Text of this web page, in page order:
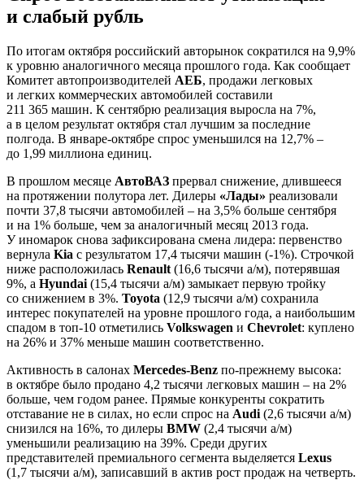
и слабый рубль
По итогам октября российский авторынок сократился на 9,9%
к уровню аналогичного месяца прошлого года. Как сообщает
Комитет автопроизводителей АЕБ, продажи легковых
и легких коммерческих автомобилей составили
211 365 машин. К сентябрю реализация выросла на 7%,
а в целом результат октября стал лучшим за последние
полгода. В январе-октябре спрос уменьшился на 12,7% –
до 1,99 миллиона единиц.
В прошлом месяце АвтоВАЗ прервал снижение, длившееся
на протяжении полутора лет. Дилеры «Лады» реализовали
почти 37,8 тысячи автомобилей – на 3,5% больше сентября
и на 1% больше, чем за аналогичный месяц 2013 года.
У иномарок снова зафиксирована смена лидера: первенство
вернула Kia с результатом 17,4 тысячи машин (-1%). Строчкой
ниже расположилась Renault (16,6 тысячи а/м), потерявшая
9%, а Hyundai (15,4 тысячи а/м) замыкает первую тройку
со снижением в 3%. Toyota (12,9 тысячи а/м) сохранила
интерес покупателей на уровне прошлого года, а наибольшим
спадом в топ-10 отметились Volkswagen и Chevrolet: куплено
на 26% и 37% меньше машин соответственно.
Активность в салонах Mercedes-Benz по-прежнему высока:
в октябре было продано 4,2 тысячи легковых машин – на 2%
больше, чем годом ранее. Прямые конкуренты сократить
отставание не в силах, но если спрос на Audi (2,6 тысячи а/м)
снизился на 16%, то дилеры BMW (2,4 тысячи а/м)
уменьшили реализацию на 39%. Среди других
представителей премиального сегмента выделяется Lexus
(1,7 тысячи а/м), записавший в актив рост продаж на четверть.